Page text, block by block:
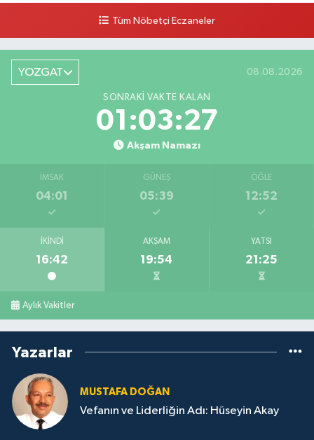
Tüm Nöbetçi Eczaneler
YOZGAT 08.08.2026
SONRAKI VAKTE KALAN
01:03:26
Akşam Namazı
İMSAK
04:01
GÜNEŞ
05:39
ÖĞLE
12:52
İKINDI
16:42
AKŞAM
19:54
YATSI
21:25
Aylık Vakitler
Yazarlar
MUSTAFA DOĞAN
Vefanın ve Liderliğin Adı: Hüseyin Akay